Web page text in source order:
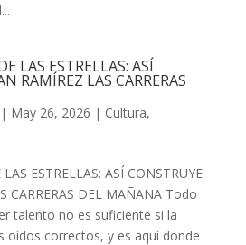
LAS ESTRELLAS: ASÍ
RAMÍREZ LAS CARRERAS
| May 26, 2026 | Cultura,
ESTRELLAS: ASÍ CONSTRUYE
CARRERAS DEL MAÑANA Todo
talento no es suficiente si la
oídos correctos, y es aquí donde